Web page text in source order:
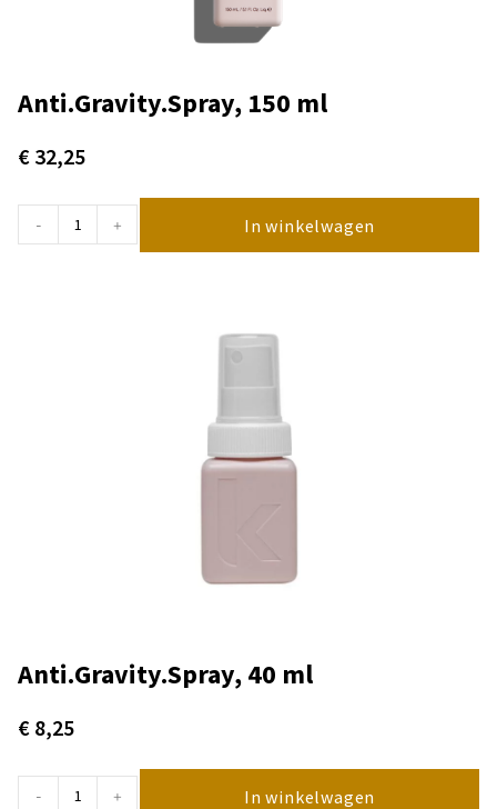
Anti.Gravity.Spray, 150 ml
€ 32,25
- + In winkelwagen
Anti.Gravity.Spray, 40 ml
€ 8,25
- + In winkelwagen